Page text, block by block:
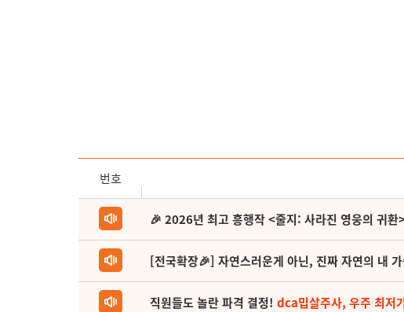
번호
🎉 2026년 최고 흥행작 <줄지: 사라진 영웅의 귀
[전국확장🎉] 자연스러운게 아닌, 진짜 자연의 내
직원들도 놀란 파격 결정! dca밉살주사, 우주 최저